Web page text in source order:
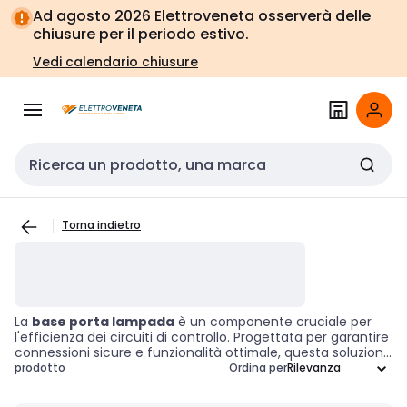
Vai alla
navigazione
Vai
alla
pagina
Ad agosto 2026 Elettroveneta osserverà delle
chiusure per il periodo estivo.
Vedi calendario chiusure
Cerca input
Torna indietro
La base porta lampada è un componente cruciale per
l'efficienza dei circuiti di controllo. Progettata per garantire
connessioni sicure e funzionalità ottimale, questa soluzione
è indispensabile per l'illuminazione in numerose applicazioni
prodotto Ordina per